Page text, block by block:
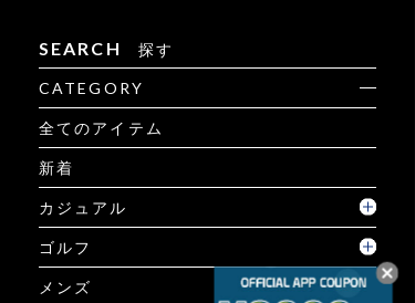
SEARCH 探す
CATEGORY
全てのアイテム
新着
カジュアル
ゴルフ
メンズ